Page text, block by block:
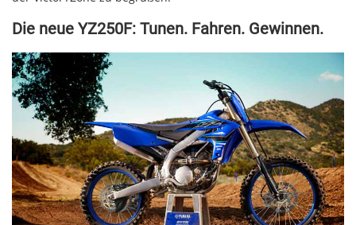
Die neue YZ250F: Tunen. Fahren. Gewinnen.